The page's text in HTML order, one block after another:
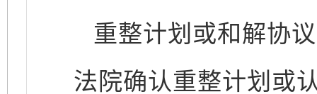
重整计划或和解协
法院确认重整计划或